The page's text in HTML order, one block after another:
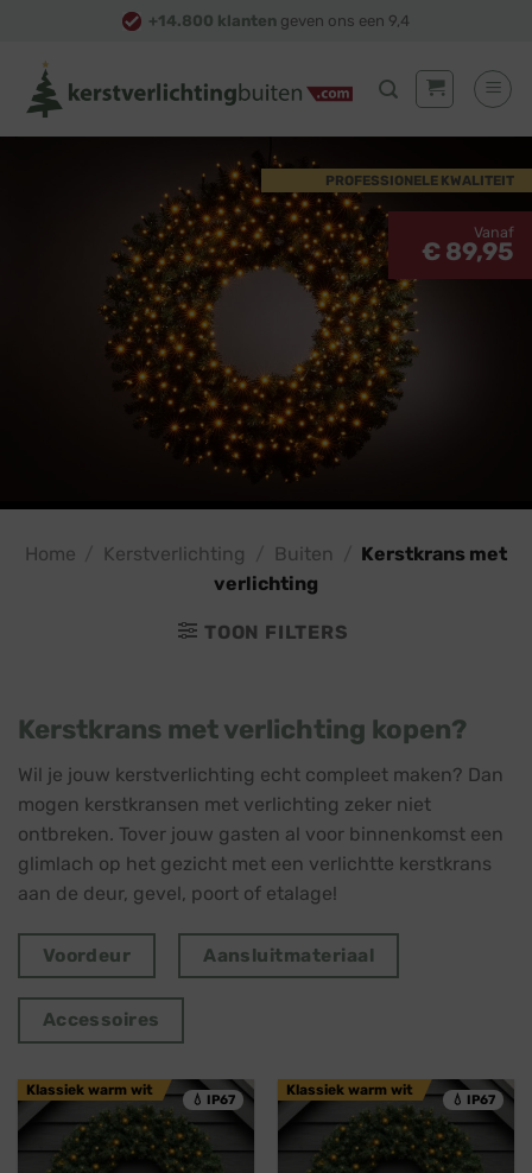
content
+14.800 klanten geven ons een 9,4
PROFESSIONELE KWALITEIT
Vanaf
€ 89,95
Home Kerstverlichting Buiten
Kerstkrans met
verlichting
TOON FILTERS
Kerstkrans met verlichting kopen?
Wil je jouw kerstverlichting echt compleet maken? Dan
mogen kerstkransen met verlichting zeker niet
ontbreken. Tover jouw gasten al voor binnenkomst een
glimlach op het gezicht met een verlichtte kerstkrans
aan de deur, gevel, poort of etalage!
Voordeur Aansluitmateriaal
Accessoires
💧 IP67
Klassiek warm wit
💧 IP67
Klassiek warm wit